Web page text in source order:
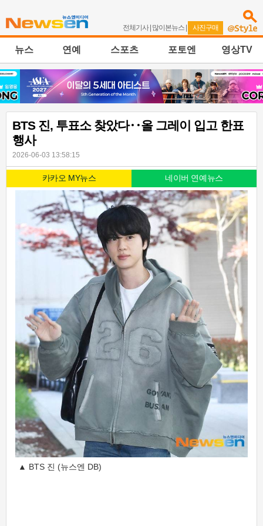
전체기사| 많이본뉴스 | 사진구매
뉴스 연예 스포츠 포토엔 영상TV
BTS 진, 투표소 찾았다‥올 그레이 입고 한표
행사
2026-06-03 13:58:15
카카오 MY뉴스 네이버 연예뉴스
▲ BTS 진 (뉴스엔 DB)